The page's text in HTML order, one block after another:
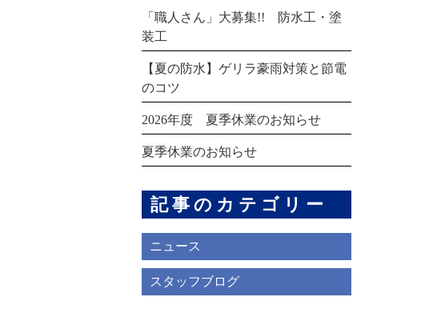
「職人さん」大募集!! 防水工・塗
装工
【夏の防水】ゲリラ豪雨対策と節電
のコツ
2026年度 夏季休業のお知らせ
夏季休業のお知らせ
記事のカテゴリー
ニュース
スタッフブログ